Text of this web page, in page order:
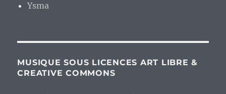
Ysma
MUSIQUE SOUS LICENCES ART LIBRE &
CREATIVE COMMONS